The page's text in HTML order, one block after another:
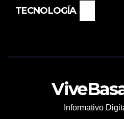
TECNOLOGÍA
Informativo